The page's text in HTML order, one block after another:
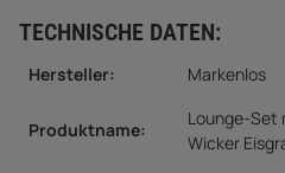
TECHNISCHE DATEN:
Hersteller: Markenlos
Produktname:
Lounge-Set
Wicker